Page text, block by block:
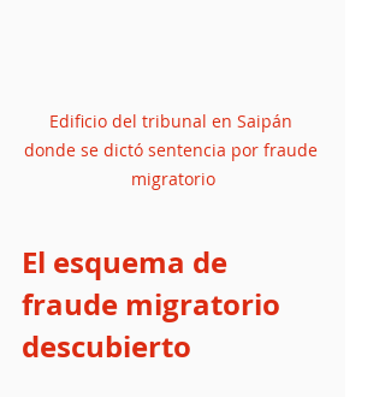
Edificio del tribunal en Saipán
donde se dictó sentencia por fraude
migratorio
El esquema de
fraude migratorio
descubierto